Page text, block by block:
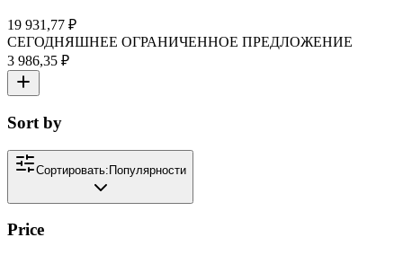
19 931,77 ₽
СЕГОДНЯШНЕЕ ОГРАНИЧЕННОЕ ПРЕДЛОЖЕНИЕ
3 986,35 ₽
Sort by
Сортировать: Популярности
Price